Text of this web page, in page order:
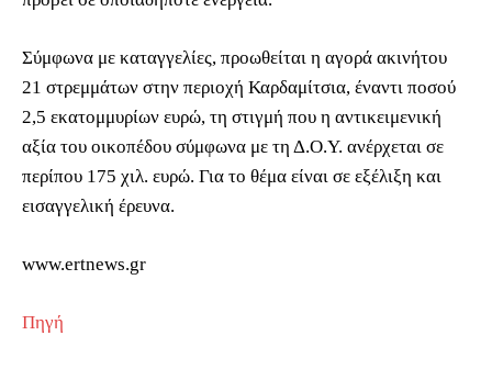
Σύμφωνα με καταγγελίες, προωθείται η αγορά ακινήτου
21 στρεμμάτων στην περιοχή Καρδαμίτσια, έναντι ποσού
2,5 εκατομμυρίων ευρώ, τη στιγμή που η αντικειμενική
αξία του οικοπέδου σύμφωνα με τη Δ.Ο.Υ. ανέρχεται σε
περίπου 175 χιλ. ευρώ. Για το θέμα είναι σε εξέλιξη και
εισαγγελική έρευνα.
www.ertnews.gr
Πηγή